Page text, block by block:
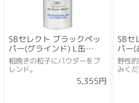
SBセレクト ブラックペッ
パー(グラインド) L缶
(370g)×3個セット
粗挽きの粒子にパウダーをブ
レンド。
5,355円
SBセ
パー(
野性
みくだ